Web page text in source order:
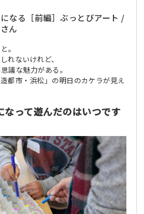
なる［前編］ぶっとびアート /
ん
。
れないけれど、
議な魅力がある。
都市・浜松」の明日のカケラが見え
って遊んだのはいつです